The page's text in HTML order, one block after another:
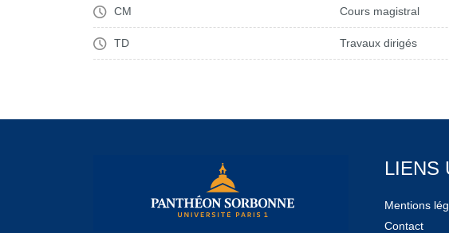
CM Cours magistral
TD Travaux dirigés
LIENS
Mentions
Contact